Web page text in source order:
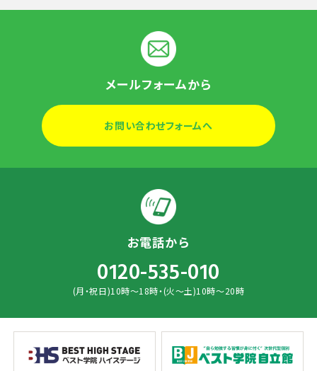
メールフォームから
お問い合わせフォームへ
お電話から
0120-535-010
(月・祝日)10時～18時・(火～土)10時～20時